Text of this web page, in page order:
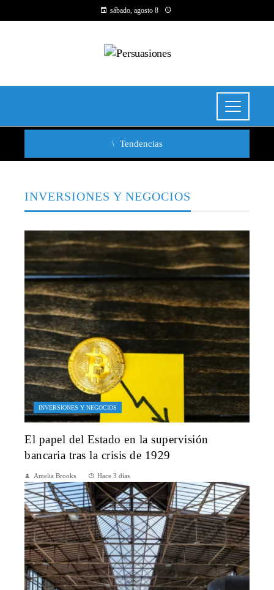
sábado, agosto 8
Tendencias
INVERSIONES Y NEGOCIOS
INVERSIONES Y NEGOCIOS
El papel del Estado en la supervisión
bancaria tras la crisis de 1929
Amelia Brooks Hace 3 días